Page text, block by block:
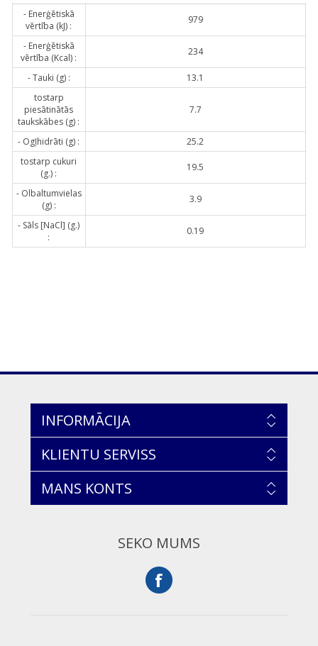
- Enerģētiskā
vērtība (kJ) :
979
- Enerģētiskā
vērtība (Kcal) :
234
- Tauki (g) :
13.1
tostarp
piesātinātās
taukskābes (g) :
7.7
- Ogļhidrāti (g) :
25.2
tostarp cukuri
(g.) :
19.5
- Olbaltumvielas
(g) :
3.9
- Sāls [NaCl] (g.)
:
0.19
INFORMĀCIJA
KLIENTU SERVISS
MANS KONTS
SEKO MUMS